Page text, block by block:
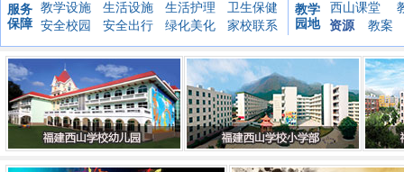
服务
保障
教学设施 生活设施 生活护理
卫生保健
安全校园
安全出行 绿化美化 家校联系
教学
园地
西山课堂
资源
教案